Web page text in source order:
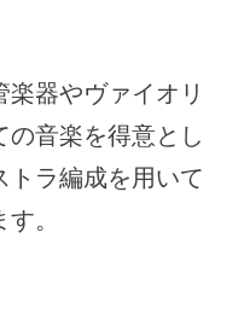
器やヴァイオリ
の音楽を得意とし
トラ編成を用いて
。